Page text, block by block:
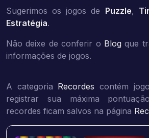
Sugerimos os jogos de Puzzle,
Estratégia.
Não deixe de conferir o Blog que
informações de jogos.
A categoria Recordes contém
registrar sua máxima
recordes ficam salvos na página